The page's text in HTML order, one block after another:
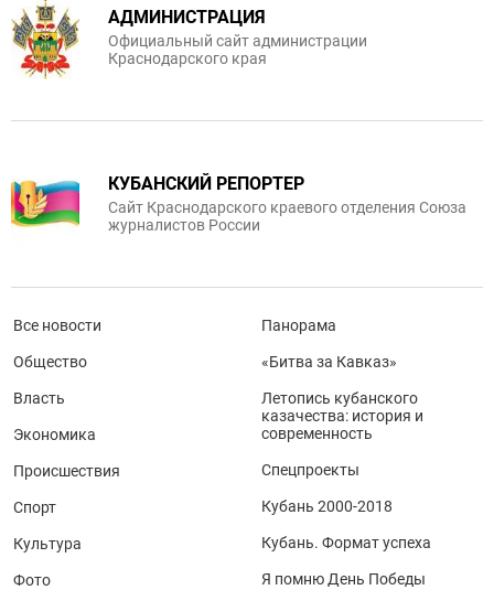
АДМИНИСТРАЦИЯ
Официальный сайт администрации
Краснодарского края
КУБАНСКИЙ РЕПОРТЕР
Сайт Краснодарского краевого отделения Союза
журналистов России
Все новости
Общество
Власть
Экономика
Происшествия
Спорт
Культура
Фото
Панорама
«Битва за Кавказ»
Летопись кубанского
казачества: история и
современность
Спецпроекты
Кубань 2000-2018
Кубань. Формат успеха
Я помню День Победы